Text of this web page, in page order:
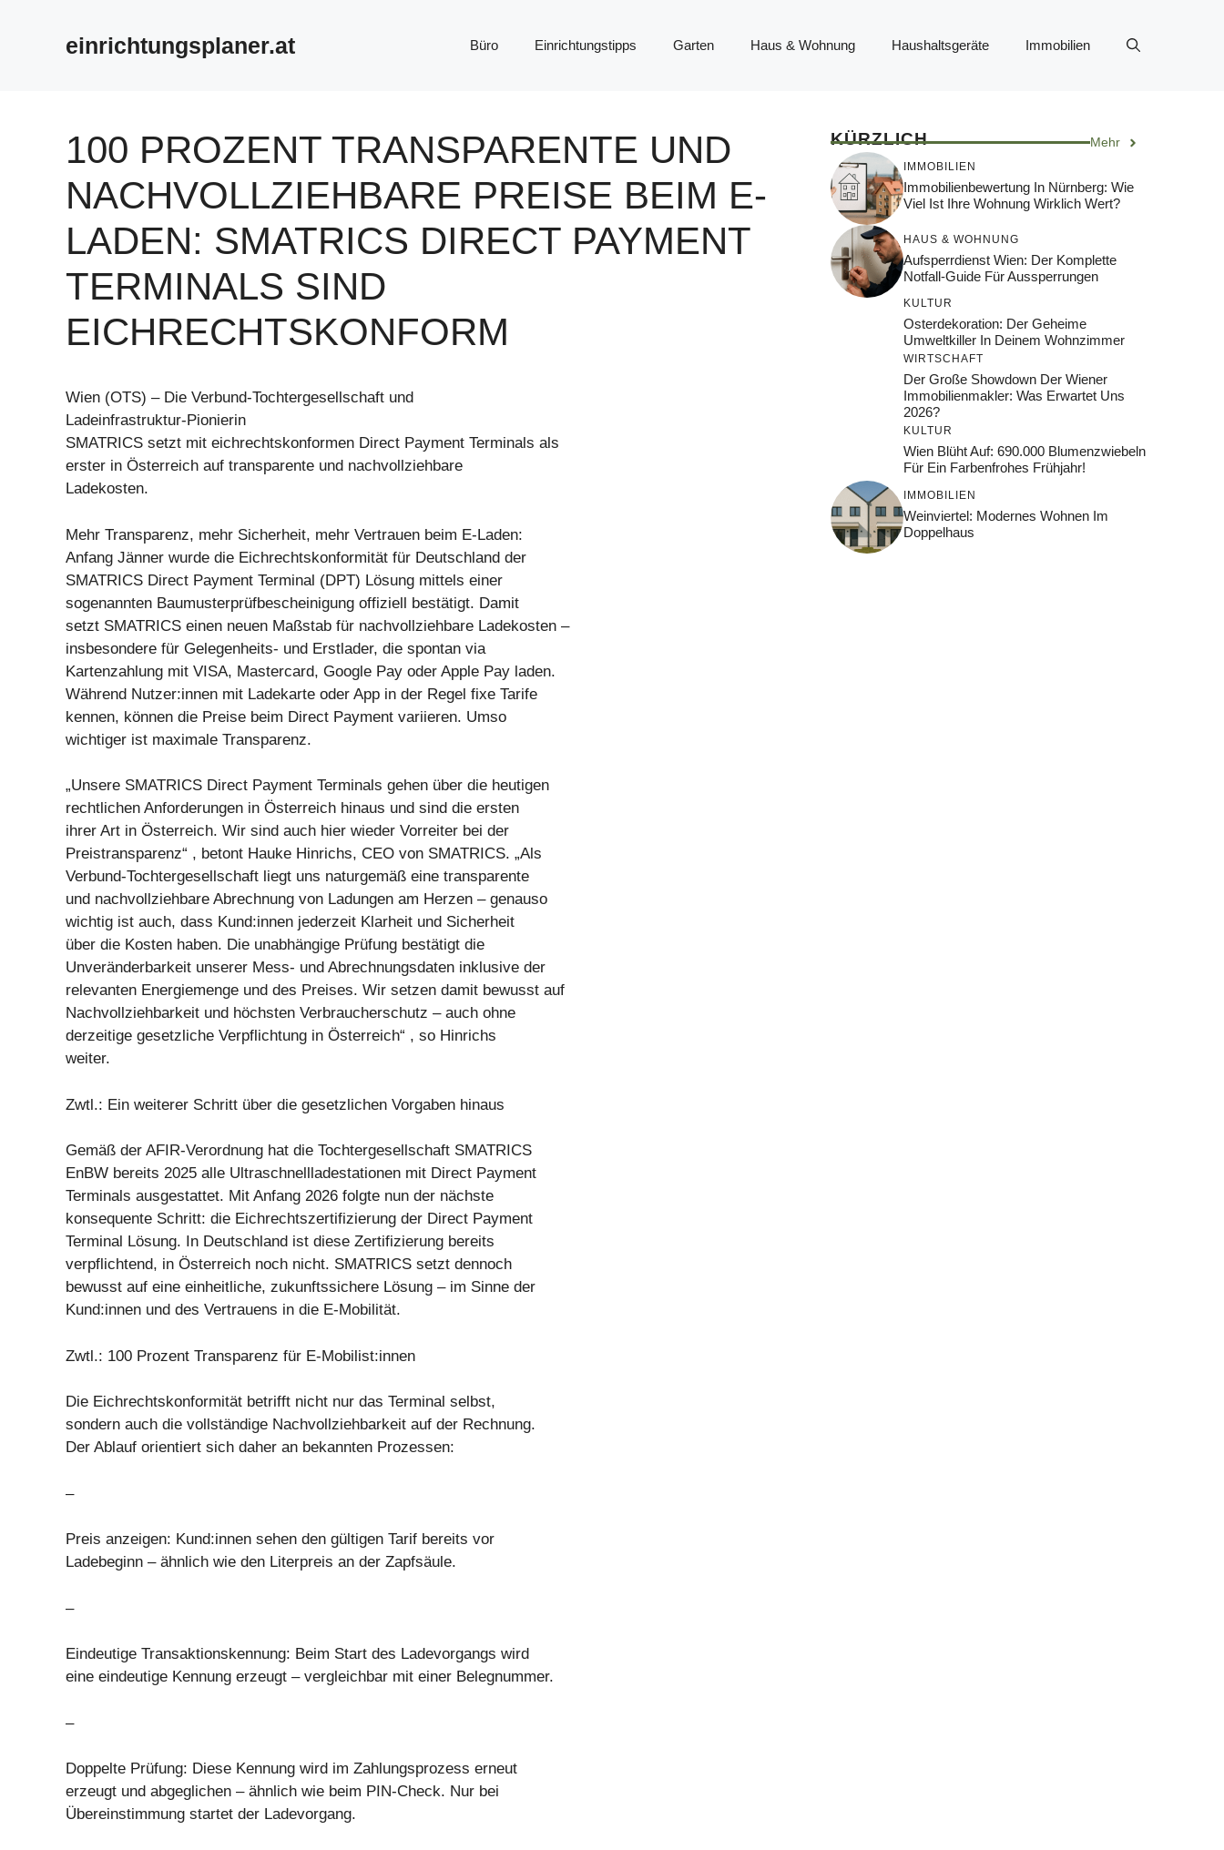
einrichtungsplaner.at Büro Einrichtungstipps Garten Haus & Wohnung Haushaltsgeräte Immobilien
100 PROZENT TRANSPARENTE UND
NACHVOLLZIEHBARE PREISE BEIM E-
LADEN: SMATRICS DIRECT PAYMENT
TERMINALS SIND
EICHRECHTSKONFORM
Wien (OTS) – Die Verbund-Tochtergesellschaft und
Ladeinfrastruktur-Pionierin
SMATRICS setzt mit eichrechtskonformen Direct Payment Terminals als
erster in Österreich auf transparente und nachvollziehbare
Ladekosten.
Mehr Transparenz, mehr Sicherheit, mehr Vertrauen beim E-Laden:
Anfang Jänner wurde die Eichrechtskonformität für Deutschland der
SMATRICS Direct Payment Terminal (DPT) Lösung mittels einer
sogenannten Baumusterprüfbescheinigung offiziell bestätigt. Damit
setzt SMATRICS einen neuen Maßstab für nachvollziehbare Ladekosten –
insbesondere für Gelegenheits- und Erstlader, die spontan via
Kartenzahlung mit VISA, Mastercard, Google Pay oder Apple Pay laden.
Während Nutzer:innen mit Ladekarte oder App in der Regel fixe Tarife
kennen, können die Preise beim Direct Payment variieren. Umso
wichtiger ist maximale Transparenz.
„Unsere SMATRICS Direct Payment Terminals gehen über die heutigen
rechtlichen Anforderungen in Österreich hinaus und sind die ersten
ihrer Art in Österreich. Wir sind auch hier wieder Vorreiter bei der
Preistransparenz“ , betont Hauke Hinrichs, CEO von SMATRICS. „Als
Verbund-Tochtergesellschaft liegt uns naturgemäß eine transparente
und nachvollziehbare Abrechnung von Ladungen am Herzen – genauso
wichtig ist auch, dass Kund:innen jederzeit Klarheit und Sicherheit
über die Kosten haben. Die unabhängige Prüfung bestätigt die
Unveränderbarkeit unserer Mess- und Abrechnungsdaten inklusive der
relevanten Energiemenge und des Preises. Wir setzen damit bewusst auf
Nachvollziehbarkeit und höchsten Verbraucherschutz – auch ohne
derzeitige gesetzliche Verpflichtung in Österreich“ , so Hinrichs
weiter.
Zwtl.: Ein weiterer Schritt über die gesetzlichen Vorgaben hinaus
Gemäß der AFIR-Verordnung hat die Tochtergesellschaft SMATRICS
EnBW bereits 2025 alle Ultraschnellladestationen mit Direct Payment
Terminals ausgestattet. Mit Anfang 2026 folgte nun der nächste
konsequente Schritt: die Eichrechtszertifizierung der Direct Payment
Terminal Lösung. In Deutschland ist diese Zertifizierung bereits
verpflichtend, in Österreich noch nicht. SMATRICS setzt dennoch
bewusst auf eine einheitliche, zukunftssichere Lösung – im Sinne der
Kund:innen und des Vertrauens in die E-Mobilität.
Zwtl.: 100 Prozent Transparenz für E-Mobilist:innen
Die Eichrechtskonformität betrifft nicht nur das Terminal selbst,
sondern auch die vollständige Nachvollziehbarkeit auf der Rechnung.
Der Ablauf orientiert sich daher an bekannten Prozessen:
–
Preis anzeigen: Kund:innen sehen den gültigen Tarif bereits vor
Ladebeginn – ähnlich wie den Literpreis an der Zapfsäule.
–
Eindeutige Transaktionskennung: Beim Start des Ladevorgangs wird
eine eindeutige Kennung erzeugt – vergleichbar mit einer Belegnummer.
–
Doppelte Prüfung: Diese Kennung wird im Zahlungsprozess erneut
erzeugt und abgeglichen – ähnlich wie beim PIN-Check. Nur bei
Übereinstimmung startet der Ladevorgang.
KÜRZLICH Mehr
IMMOBILIEN
Immobilienbewertung In Nürnberg: Wie
Viel Ist Ihre Wohnung Wirklich Wert?
HAUS & WOHNUNG
Aufsperrdienst Wien: Der Komplette
Notfall-Guide Für Aussperrungen
KULTUR
Osterdekoration: Der Geheime
Umweltkiller In Deinem Wohnzimmer
WIRTSCHAFT
Der Große Showdown Der Wiener
Immobilienmakler: Was Erwartet Uns
2026?
KULTUR
Wien Blüht Auf: 690.000 Blumenzwiebeln
Für Ein Farbenfrohes Frühjahr!
IMMOBILIEN
Weinviertel: Modernes Wohnen Im
Doppelhaus